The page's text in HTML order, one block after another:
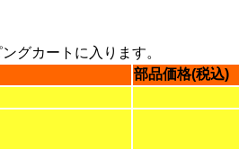
グカートに入ります。
部品価格(税込)